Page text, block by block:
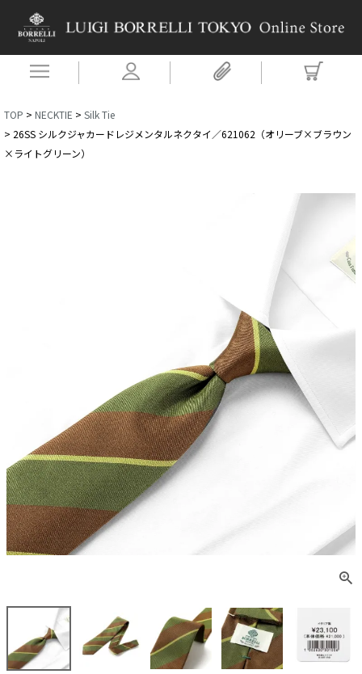
TOP NECKTIE
Silk Tie
26SS シルクジャカードレジメンタルネクタイ／621062（オリーブ×ブラウン
×ライトグリーン）